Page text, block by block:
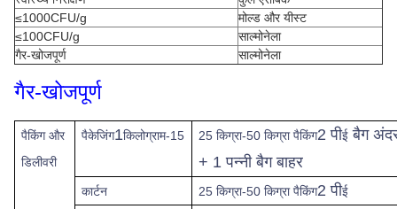
≤1000CFU/g
मोल्ड और यीस्ट
≤100CFU/g
साल्मोनेला
गैर-खोजपूर्ण
साल्मोनेला
गैर-खोजपूर्ण
पैकिंग और
डिलीवरी
पैकेजिंग1किलोग्राम-15 25 किग्रा-50 किग्रा पैकिंग2 पीई बैग
+ 1 पन्नी बैग बाहर
कार्टन 25 किग्रा-50 किग्रा पैकिंग2 पीई